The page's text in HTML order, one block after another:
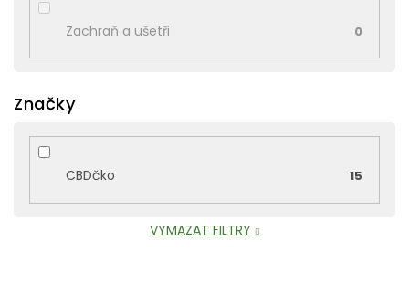
Zachraň a ušetři 0
Značky
CBDčko 15
VYMAZAT FILTRY